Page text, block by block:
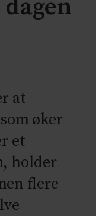
at
øker
et
holder
flere